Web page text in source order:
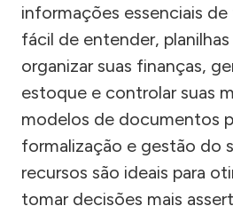
informações essenciais
fácil de entender,
organizar suas finanças,
estoque e controlar suas
modelos de documentos
formalização e gestão do
recursos são ideais para
tomar decisões mais